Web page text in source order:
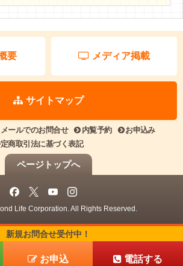
要 メディア掲載
サイトマップ
新規お問合せ受付中！
お申込 電話する
メールでのお問合せ 内覧予約
お申込み
商取引法に基づく表記
ページトップへ
Life Corporation. All Rights Reserved.